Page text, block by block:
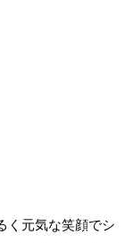
く元気な笑顔でシ